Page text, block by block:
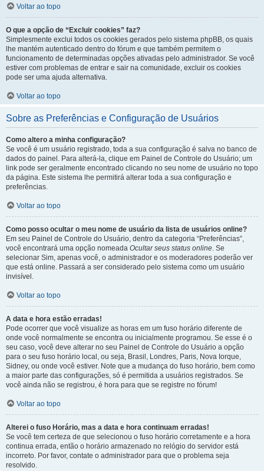
Voltar ao topo
O que a opção de “Excluir cookies” faz?
Simplesmente exclui todos os cookies gerados pelo sistema phpBB, os quais
lhe mantém autenticado dentro do fórum e que também permitem o
funcionamento de determinadas opções ativadas pelo administrador. Se você
estiver com problemas de entrar e sair na comunidade, excluir os cookies
pode ser uma ajuda alternativa.
Voltar ao topo
Sobre as Preferências e Configuração de Usuários
Como altero a minha configuração?
Se você é um usuário registrado, toda a sua configuração é salva no banco de
dados do painel. Para alterá-la, clique em Painel de Controle do Usuário; um
link pode ser geralmente encontrado clicando no seu nome de usuário no topo
da página. Este sistema lhe permitirá alterar toda a sua configuração e
preferências.
Voltar ao topo
Como posso ocultar o meu nome de usuário da lista de usuários online?
Em seu Painel de Controle do Usuário, dentro da categoria “Preferências”,
você encontrará uma opção nomeada Ocultar seus status online. Se
selecionar Sim, apenas você, o administrador e os moderadores poderão ver
que está online. Passará a ser considerado pelo sistema como um usuário
invisível.
Voltar ao topo
A data e hora estão erradas!
Pode ocorrer que você visualize as horas em um fuso horário diferente de
onde você normalmente se encontra ou inicialmente programou. Se esse é o
seu caso, você deve alterar no seu Painel de Controle do Usuário a opção
para o seu fuso horário local, ou seja, Brasil, Londres, Paris, Nova Iorque,
Sidney, ou onde você estiver. Note que a mudança do fuso horário, bem como
a maior parte das configurações, só é permitida a usuários registrados. Se
você ainda não se registrou, é hora para que se registre no fórum!
Voltar ao topo
Alterei o fuso Horário, mas a data e hora continuam erradas!
Se você tem certeza de que selecionou o fuso horário corretamente e a hora
continua errada, então o horário armazenado no relógio do servidor está
incorreto. Por favor, contate o administrador para que o problema seja
resolvido.